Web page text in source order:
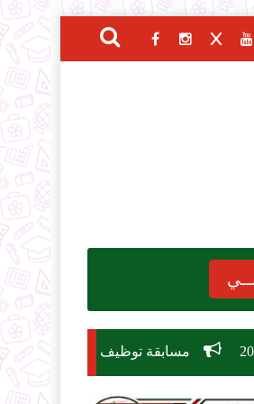
الوطنية 2026: دليل الشروط، التخصصات، وكيفية التسجيل في 26,209 منصب